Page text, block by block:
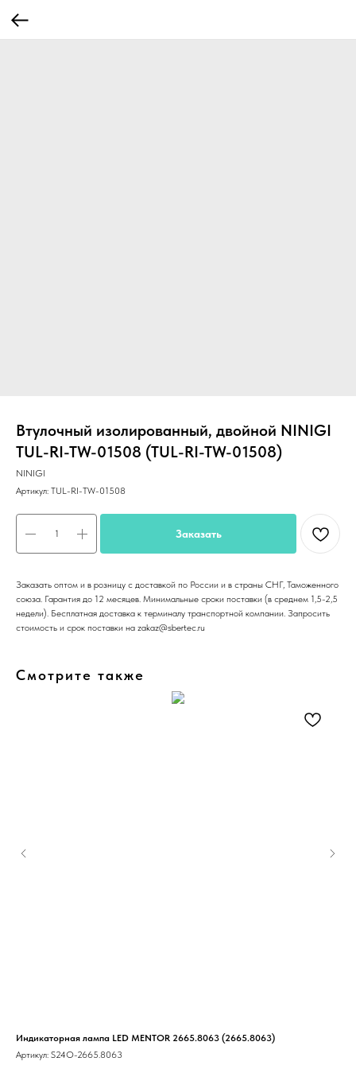
Втулочный изолированный, двойной NINIGI
TUL-RI-TW-01508 (TUL-RI-TW-01508)
NINIGI
Артикул: TUL-RI-TW-01508
Заказать
Заказать оптом и в розницу с доставкой по России и в страны СНГ, Таможенного
союза. Гарантия до 12 месяцев. Минимальные сроки поставки (в среднем 1,5-2,5
недели). Бесплатная доставка к терминалу транспортной компании. Запросить
стоимость и срок поставки на zakaz@sbertec.ru
Смотрите также
Индикаторная лампа LED MENTOR 2665.8063 (2665.8063)
Артикул: S24O-2665.8063